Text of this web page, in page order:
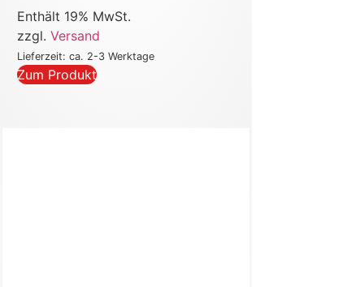
Enthält 19% MwSt.
zzgl.Versand
Lieferzeit: ca. 2-3 Werktage
Zum Produkt